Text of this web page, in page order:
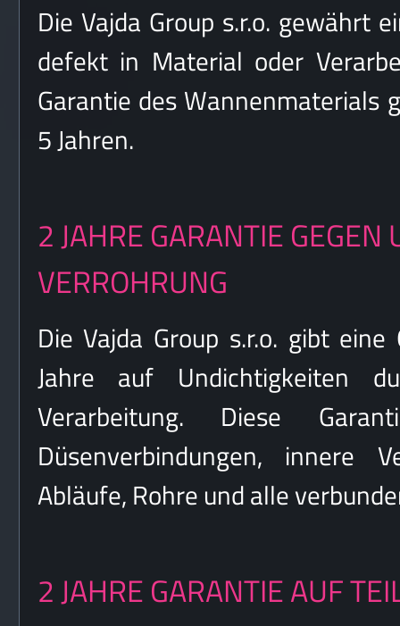
Die Vajda Group s.r.o. gewährt
defekt in Material oder
Garantie des Wannenmaterials
5 Jahren.
2 JAHRE GARANTIE
VERROHRUNG
Die Vajda Group s.r.o. gibt
Jahre auf Undichtigkeiten
Verarbeitung. Diese
Düsenverbindungen, innere
Abläufe, Rohre und alle
2 JAHRE GARANTIE AUF